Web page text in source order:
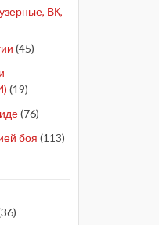
ВК,
(45)
(19)
(76)
боя (113)